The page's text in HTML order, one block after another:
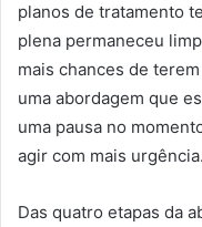
planos de tratamento
plena permaneceu
mais chances de
uma abordagem que
uma pausa no
agir com mais urgência.
Das quatro etapas da